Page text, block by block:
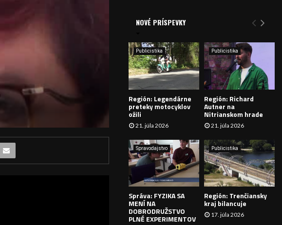
e
:
Y
H
A
Á
V
A
N
I
NOVÉ PRÍSPEVKY
Publicistika
Región: Legendárne
preteky motocyklov
ožili
21. júla 2026
Publicistika
Región: Richard
Autner na
Nitrianskom hrade
21. júla 2026
Spravodajstvo
Správa: FYZIKA SA
MENÍ NA
DOBRODRUŽSTVO
PLNÉ EXPERIMENTOV
Publicistika
Región: Trenčiansky
kraj bilancuje
17. júla 2026